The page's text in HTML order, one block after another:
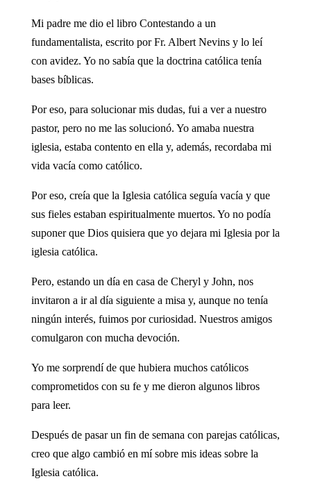
Mi padre me dio el libro Contestando a un
fundamentalista, escrito por Fr. Albert Nevins y lo leí
con avidez. Yo no sabía que la doctrina católica tenía
bases bíblicas.
Por eso, para solucionar mis dudas, fui a ver a nuestro
pastor, pero no me las solucionó. Yo amaba nuestra
iglesia, estaba contento en ella y, además, recordaba mi
vida vacía como católico.
Por eso, creía que la Iglesia católica seguía vacía y que
sus fieles estaban espiritualmente muertos. Yo no podía
suponer que Dios quisiera que yo dejara mi Iglesia por la
iglesia católica.
Pero, estando un día en casa de Cheryl y John, nos
invitaron a ir al día siguiente a misa y, aunque no tenía
ningún interés, fuimos por curiosidad. Nuestros amigos
comulgaron con mucha devoción.
Yo me sorprendí de que hubiera muchos católicos
comprometidos con su fe y me dieron algunos libros
para leer.
Después de pasar un fin de semana con parejas católicas,
creo que algo cambió en mí sobre mis ideas sobre la
Iglesia católica.